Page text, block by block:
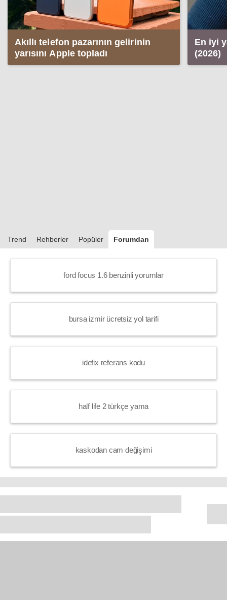
Akıllı telefon pazarının gelirinin
yarısını Apple topladı
En iyi
(2026)
Trend Rehberler Popüler Forumdan
ford focus 1.6 benzinli yorumlar
bursa izmir ücretsiz yol tarifi
idefix referans kodu
half life 2 türkçe yama
kaskodan cam değişimi